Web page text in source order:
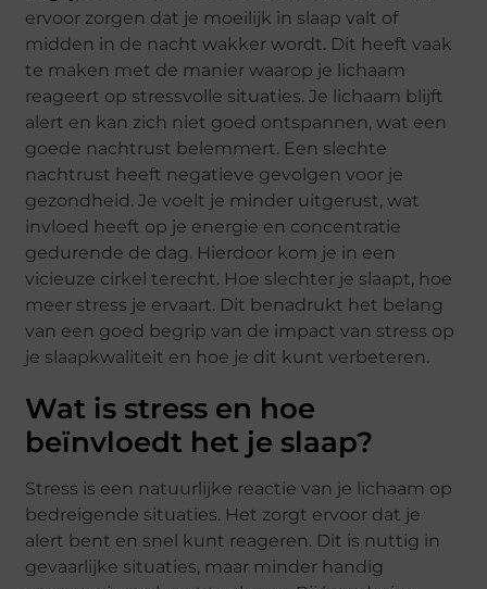
ervoor zorgen dat je moeilijk in slaap valt of
midden in de nacht wakker wordt. Dit heeft vaak
te maken met de manier waarop je lichaam
reageert op stressvolle situaties. Je lichaam blijft
alert en kan zich niet goed ontspannen, wat een
goede nachtrust belemmert. Een slechte
nachtrust heeft negatieve gevolgen voor je
gezondheid. Je voelt je minder uitgerust, wat
invloed heeft op je energie en concentratie
gedurende de dag. Hierdoor kom je in een
vicieuze cirkel terecht. Hoe slechter je slaapt, hoe
meer stress je ervaart. Dit benadrukt het belang
van een goed begrip van de impact van stress op
je slaapkwaliteit en hoe je dit kunt verbeteren.
Wat is stress en hoe
beïnvloedt het je slaap?
Stress is een natuurlijke reactie van je lichaam op
bedreigende situaties. Het zorgt ervoor dat je
alert bent en snel kunt reageren. Dit is nuttig in
gevaarlijke situaties, maar minder handig